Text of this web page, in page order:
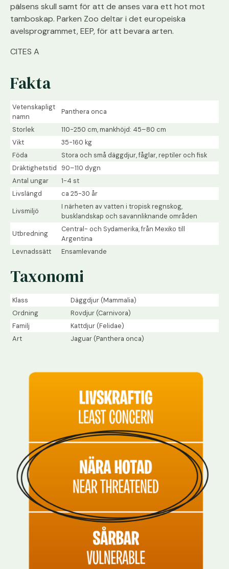
pälsens skull samt för att de anses vara ett hot mot
tamboskap. Parken Zoo deltar i det europeiska
avelsprogrammet, EEP, för att bevara arten.
CITES A
Fakta
Vetenskapligt
namn
Panthera onca
Storlek
110-250 cm, mankhöjd: 45–80 cm
Vikt
35-160 kg
Föda
Stora och små däggdjur, fåglar, reptiler och fisk
Dräktighetstid
90–110 dygn
Antal ungar
1-4 st
Livslängd
ca 25-30 år
Livsmiljö
I närheten av vatten i tropisk regnskog,
busklandskap och savannliknande områden
Utbredning
Central- och Sydamerika, från Mexiko till
Argentina
Levnadssätt
Ensamlevande
Taxonomi
Klass
Däggdjur (Mammalia)
Ordning
Rovdjur (Carnivora)
Familj
Kattdjur (Felidae)
Art
Jaguar (Panthera onca)